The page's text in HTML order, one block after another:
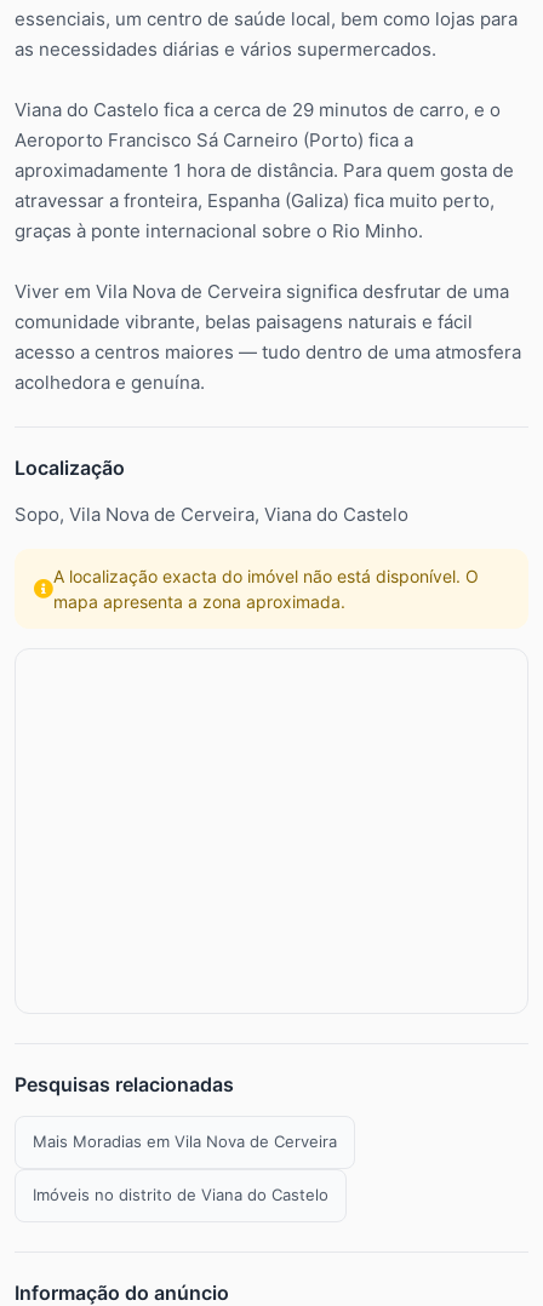
essenciais, um centro de saúde local, bem como lojas para
as necessidades diárias e vários supermercados.
Viana do Castelo fica a cerca de 29 minutos de carro, e o
Aeroporto Francisco Sá Carneiro (Porto) fica a
aproximadamente 1 hora de distância. Para quem gosta de
atravessar a fronteira, Espanha (Galiza) fica muito perto,
graças à ponte internacional sobre o Rio Minho.
Viver em Vila Nova de Cerveira significa desfrutar de uma
comunidade vibrante, belas paisagens naturais e fácil
acesso a centros maiores — tudo dentro de uma atmosfera
acolhedora e genuína.
Localização
Sopo, Vila Nova de Cerveira, Viana do Castelo
A localização exacta do imóvel não está disponível. O
mapa apresenta a zona aproximada.
Pesquisas relacionadas
Mais Moradias em Vila Nova de Cerveira
Imóveis no distrito de Viana do Castelo
Informação do anúncio